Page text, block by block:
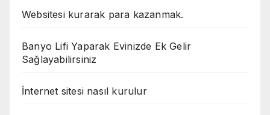
Websitesi kurarak para kazanmak.
Banyo Lifi Yaparak Evinizde Ek Gelir
Sağlayabilirsiniz
İnternet sitesi nasıl kurulur